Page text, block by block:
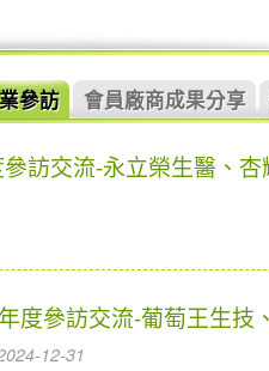
參訪 會員廠商成果分享
訪交流-永立榮生醫、
度參訪交流-葡萄王生技
12-31